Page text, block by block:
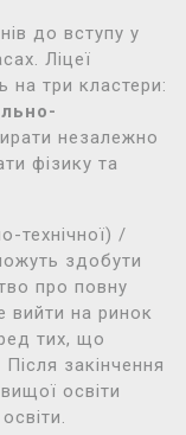
до вступу у
Ліцеї
на три кластери:
незалежно
фізику та
технічної) /
здобути
про повну
вийти на ринок
тих, що
закінчення
освіти